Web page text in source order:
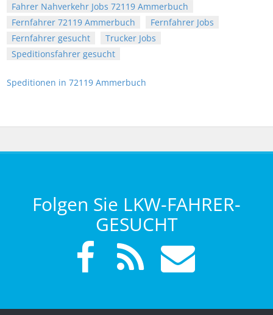
Fahrer Nahverkehr Jobs 72119 Ammerbuch
Fernfahrer 72119 Ammerbuch
Fernfahrer Jobs
Fernfahrer gesucht
Trucker Jobs
Speditionsfahrer gesucht
Speditionen in 72119 Ammerbuch
Folgen Sie LKW-FAHRER-
GESUCHT